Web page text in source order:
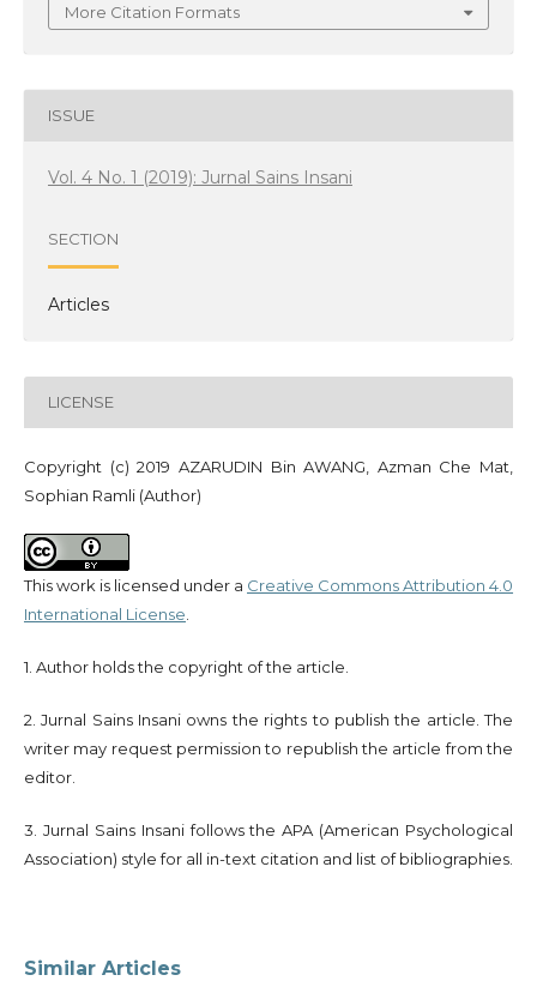
More Citation Formats
ISSUE
Vol. 4 No. 1 (2019): Jurnal Sains Insani
SECTION
Articles
LICENSE
Copyright (c) 2019 AZARUDIN Bin AWANG, Azman Che Mat,
Sophian Ramli (Author)
This work is licensed under a Creative Commons Attribution 4.0
International License
1. Author holds the copyright of the article.
2. Jurnal Sains Insani owns the rights to publish the article. The
writer may request permission to republish the article from the
editor.
3. Jurnal Sains Insani follows the APA (American Psychological
Association) style for all in-text citation and list of bibliographies.
Similar Articles